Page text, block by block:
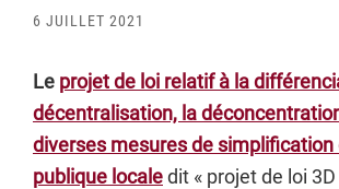
6 JUILLET 2021
Le projet de loi relatif à la
décentralisation, la
diverses mesures de simplification
publique localedit « projet de loi 3D